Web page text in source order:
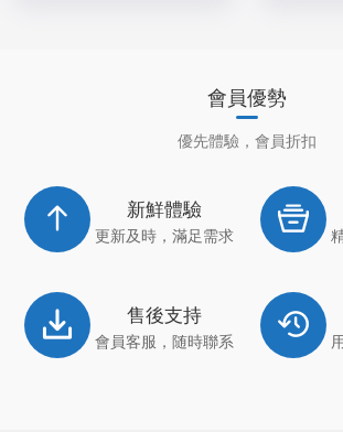
會員優勢
優先體驗，會員折扣
新鮮體驗
更新及時，滿足需求
售後支持
會員客服，随時聯系